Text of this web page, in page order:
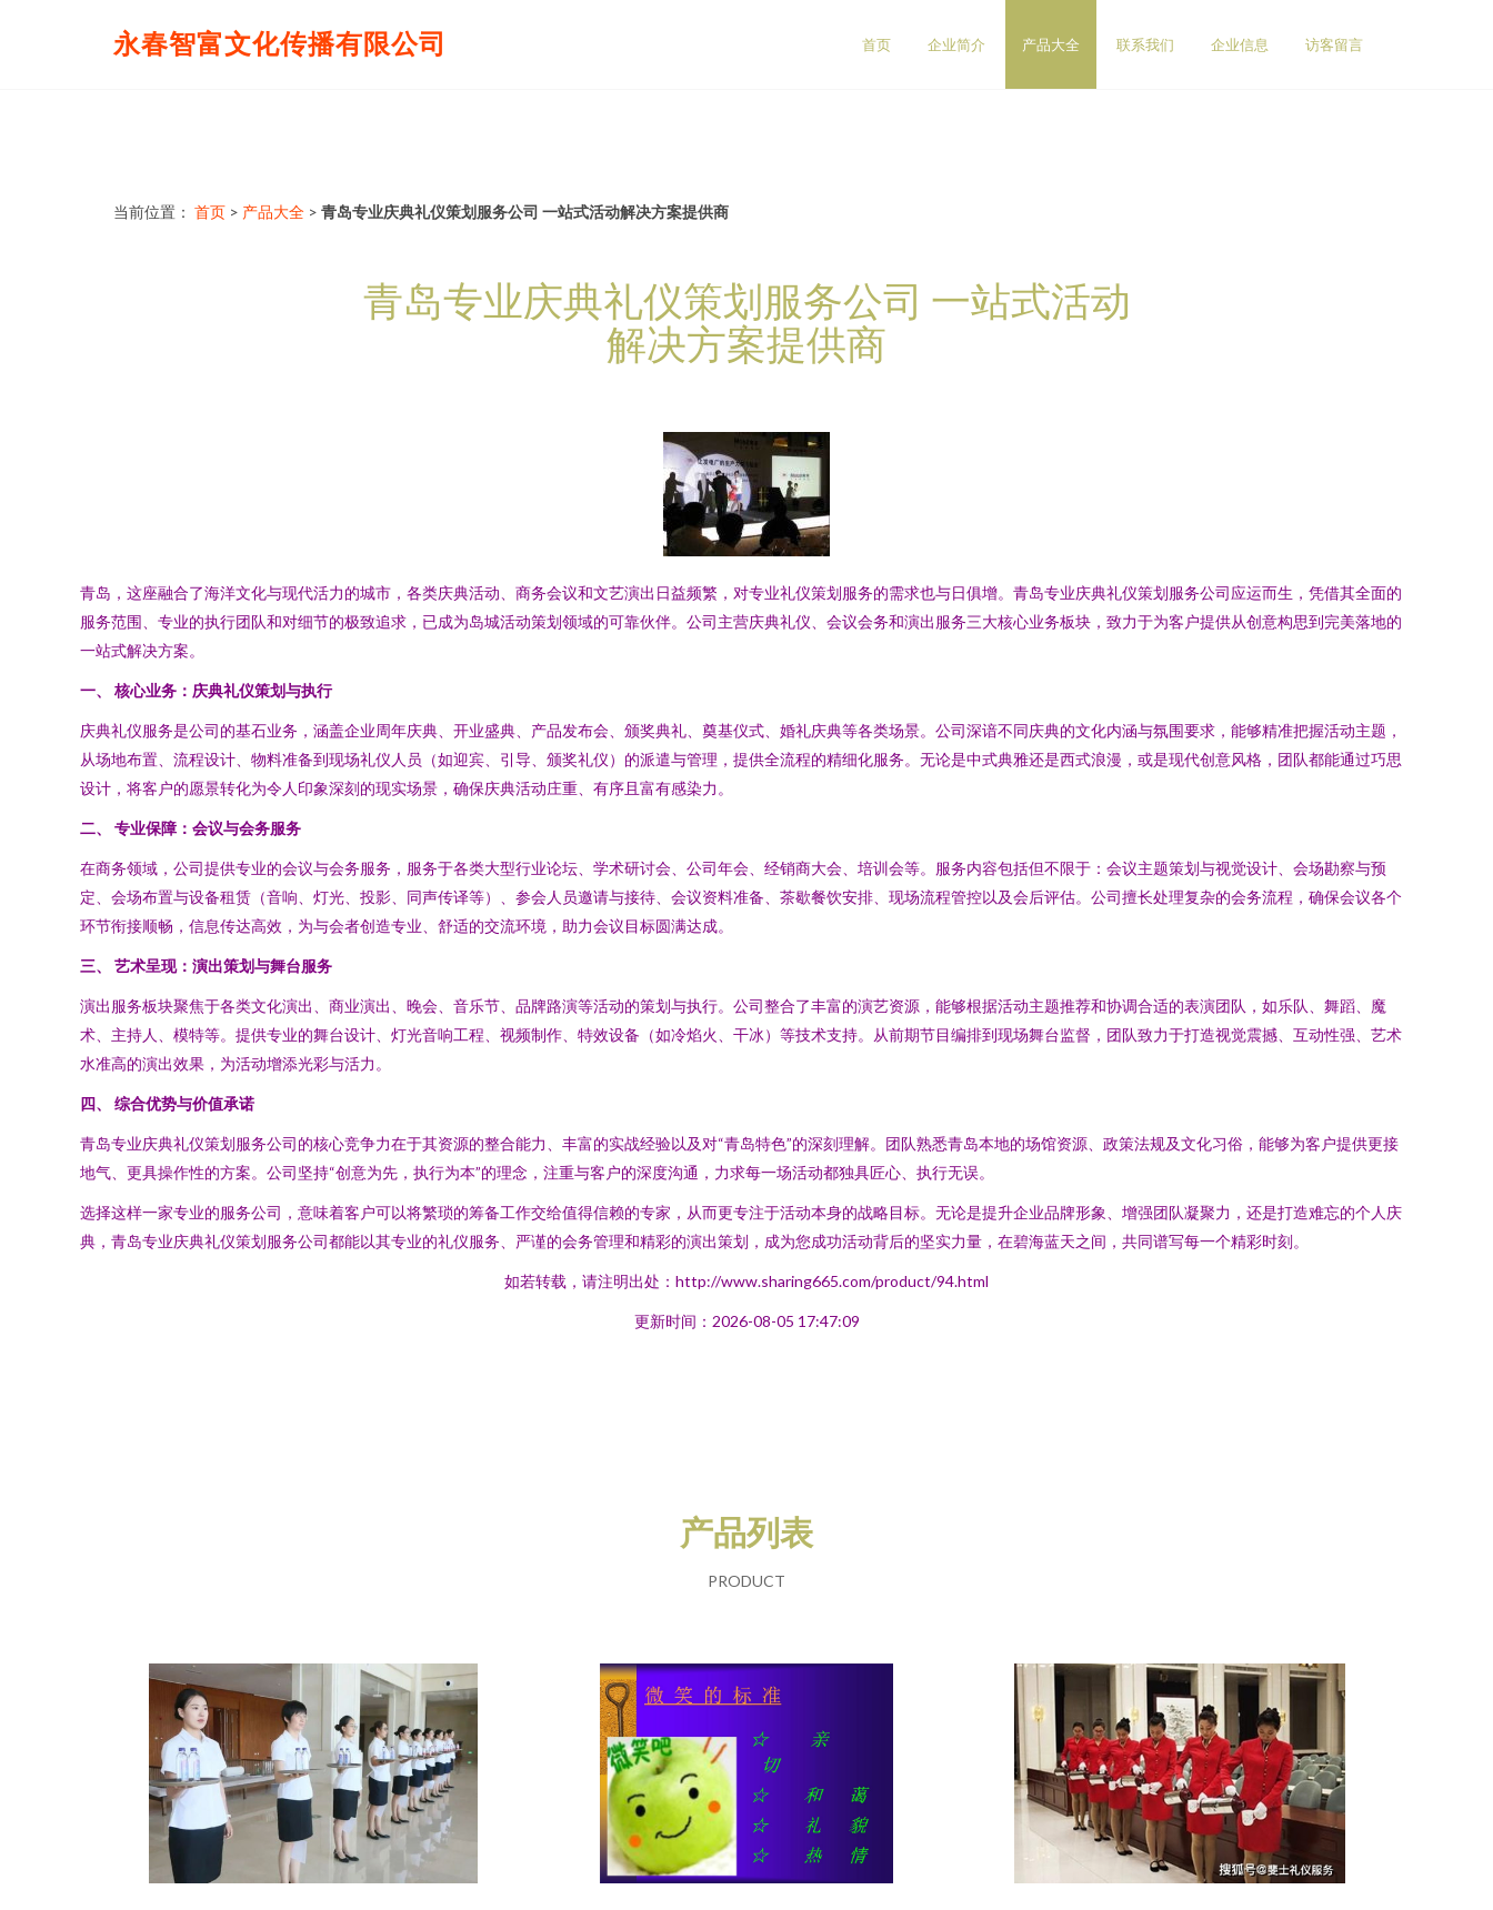
永春智富文化传播有限公司 首页 企业简介 产品大全 联系我们 企业信息 访客留言
当前位置： 首页 > 产品大全 > 青岛专业庆典礼仪策划服务公司 一站式活动解决方案提供商
青岛专业庆典礼仪策划服务公司 一站式活动
解决方案提供商
青岛，这座融合了海洋文化与现代活力的城市，各类庆典活动、商务会议和文艺演出日益频繁，对专业礼仪策划服务的需求也与日俱增。青岛专业庆典礼仪策划服务公司应运而生，凭借其全面的
服务范围、专业的执行团队和对细节的极致追求，已成为岛城活动策划领域的可靠伙伴。公司主营庆典礼仪、会议会务和演出服务三大核心业务板块，致力于为客户提供从创意构思到完美落地的
一站式解决方案。
一、 核心业务：庆典礼仪策划与执行
庆典礼仪服务是公司的基石业务，涵盖企业周年庆典、开业盛典、产品发布会、颁奖典礼、奠基仪式、婚礼庆典等各类场景。公司深谙不同庆典的文化内涵与氛围要求，能够精准把握活动主题，
从场地布置、流程设计、物料准备到现场礼仪人员（如迎宾、引导、颁奖礼仪）的派遣与管理，提供全流程的精细化服务。无论是中式典雅还是西式浪漫，或是现代创意风格，团队都能通过巧思
设计，将客户的愿景转化为令人印象深刻的现实场景，确保庆典活动庄重、有序且富有感染力。
二、 专业保障：会议与会务服务
在商务领域，公司提供专业的会议与会务服务，服务于各类大型行业论坛、学术研讨会、公司年会、经销商大会、培训会等。服务内容包括但不限于：会议主题策划与视觉设计、会场勘察与预
定、会场布置与设备租赁（音响、灯光、投影、同声传译等）、参会人员邀请与接待、会议资料准备、茶歇餐饮安排、现场流程管控以及会后评估。公司擅长处理复杂的会务流程，确保会议各个
环节衔接顺畅，信息传达高效，为与会者创造专业、舒适的交流环境，助力会议目标圆满达成。
三、 艺术呈现：演出策划与舞台服务
演出服务板块聚焦于各类文化演出、商业演出、晚会、音乐节、品牌路演等活动的策划与执行。公司整合了丰富的演艺资源，能够根据活动主题推荐和协调合适的表演团队，如乐队、舞蹈、魔
术、主持人、模特等。提供专业的舞台设计、灯光音响工程、视频制作、特效设备（如冷焰火、干冰）等技术支持。从前期节目编排到现场舞台监督，团队致力于打造视觉震撼、互动性强、艺术
水准高的演出效果，为活动增添光彩与活力。
四、 综合优势与价值承诺
青岛专业庆典礼仪策划服务公司的核心竞争力在于其资源的整合能力、丰富的实战经验以及对“青岛特色”的深刻理解。团队熟悉青岛本地的场馆资源、政策法规及文化习俗，能够为客户提供更接
地气、更具操作性的方案。公司坚持“创意为先，执行为本”的理念，注重与客户的深度沟通，力求每一场活动都独具匠心、执行无误。
选择这样一家专业的服务公司，意味着客户可以将繁琐的筹备工作交给值得信赖的专家，从而更专注于活动本身的战略目标。无论是提升企业品牌形象、增强团队凝聚力，还是打造难忘的个人庆
典，青岛专业庆典礼仪策划服务公司都能以其专业的礼仪服务、严谨的会务管理和精彩的演出策划，成为您成功活动背后的坚实力量，在碧海蓝天之间，共同谱写每一个精彩时刻。
如若转载，请注明出处：http://www.sharing665.com/product/94.html
更新时间：2026-08-05 17:47:09
产品列表
PRODUCT